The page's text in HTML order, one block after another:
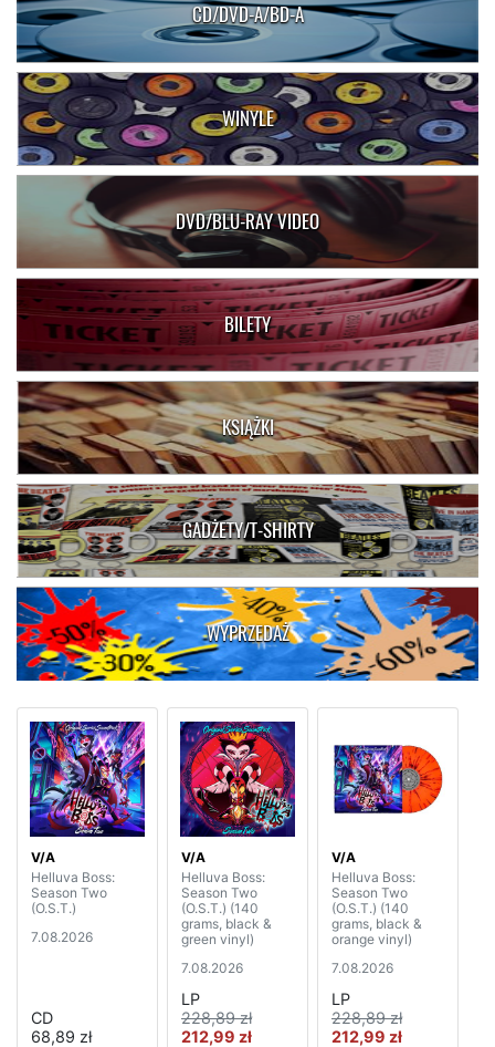
CD/DVD-A/BD-A
WINYLE
DVD/BLU-RAY VIDEO
BILETY
KSIĄŻKI
GADŻETY/T-SHIRTY
WYPRZEDAŻ
V/A
Helluva Boss:
Season Two
(O.S.T.)
7.08.2026
CD
68,89 zł
V/A
Helluva Boss:
Season Two
(O.S.T.) (140
grams, black &
green vinyl)
7.08.2026
LP
228,89 zł
212,99 zł
V/A
Helluva Boss:
Season Two
(O.S.T.) (140
grams, black &
orange vinyl)
7.08.2026
LP
228,89 zł
212,99 zł